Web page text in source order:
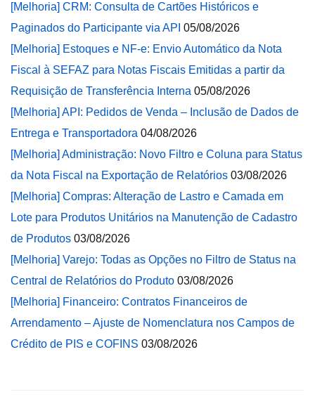
[Melhoria] CRM: Consulta de Cartões Históricos e
Paginados do Participante via API 05/08/2026
[Melhoria] Estoques e NF-e: Envio Automático da Nota
Fiscal à SEFAZ para Notas Fiscais Emitidas a partir da
Requisição de Transferência Interna 05/08/2026
[Melhoria] API: Pedidos de Venda – Inclusão de Dados de
Entrega e Transportadora 04/08/2026
[Melhoria] Administração: Novo Filtro e Coluna para Status
da Nota Fiscal na Exportação de Relatórios 03/08/2026
[Melhoria] Compras: Alteração de Lastro e Camada em
Lote para Produtos Unitários na Manutenção de Cadastro
de Produtos 03/08/2026
[Melhoria] Varejo: Todas as Opções no Filtro de Status na
Central de Relatórios do Produto 03/08/2026
[Melhoria] Financeiro: Contratos Financeiros de
Arrendamento – Ajuste de Nomenclatura nos Campos de
Crédito de PIS e COFINS 03/08/2026